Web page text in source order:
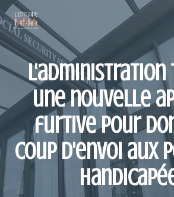
Aller
au
contenu
L'administration
une nouvelle
furtive pour
coup d'envoi aux